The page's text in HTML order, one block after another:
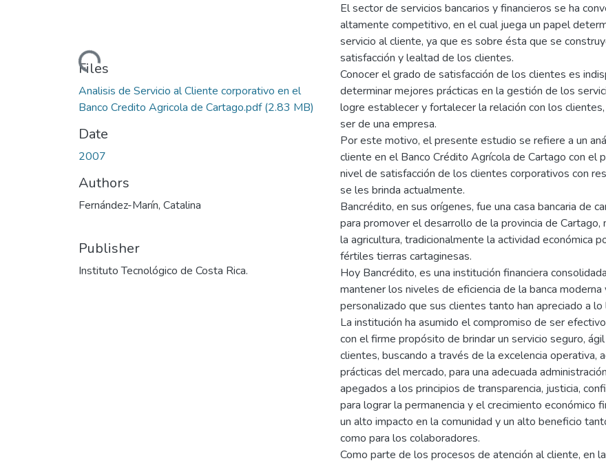
Loading...
Files
Analisis de Servicio al Cliente corporativo en el
Banco Credito Agricola de Cartago.pdf(2.83 MB)
Date
2007
Authors
Fernández-Marín, Catalina
Publisher
Instituto Tecnológico de Costa Rica.
El sector de servicios bancarios y financieros se ha
altamente competitivo, en el cual juega un papel
servicio al cliente, ya que es sobre ésta que se
satisfacción y lealtad de los clientes.
Conocer el grado de satisfacción de los clientes es
determinar mejores prácticas en la gestión de los
logre establecer y fortalecer la relación con los
ser de una empresa.
Por este motivo, el presente estudio se refiere a un
cliente en el Banco Crédito Agrícola de Cartago con el
nivel de satisfacción de los clientes corporativos con
se les brinda actualmente.
Bancrédito, en sus orígenes, fue una casa bancaria de
para promover el desarrollo de la provincia de
la agricultura, tradicionalmente la actividad económica
fértiles tierras cartaginesas.
Hoy Bancrédito, es una institución financiera
mantener los niveles de eficiencia de la banca
personalizado que sus clientes tanto han apreciado a
La institución ha asumido el compromiso de ser
con el firme propósito de brindar un servicio seguro,
clientes, buscando a través de la excelencia operativa,
prácticas del mercado, para una adecuada
apegados a los principios de transparencia, justicia,
para lograr la permanencia y el crecimiento económico
un alto impacto en la comunidad y un alto beneficio
como para los colaboradores.
Como parte de los procesos de atención al cliente, en